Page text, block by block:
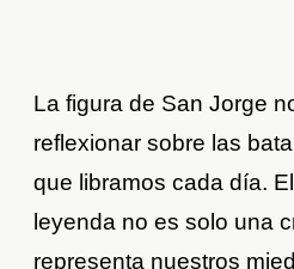
La figura de San Jorge
reflexionar sobre las
que libramos cada día.
leyenda no es solo una
representa nuestros